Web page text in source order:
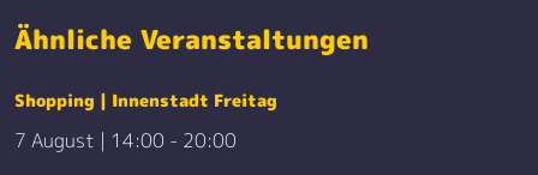
Ähnliche Veranstaltungen
Shopping | Innenstadt Freitag
7 August | 14:00 - 20:00